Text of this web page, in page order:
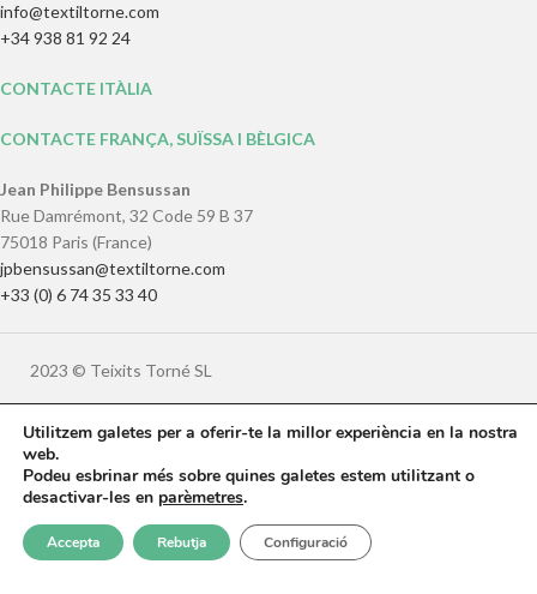
info@textiltorne.com
+34 938 81 92 24
CONTACTE ITÀLIA
CONTACTE FRANÇA, SUÏSSA I BÈLGICA
Jean Philippe Bensussan
Rue Damrémont, 32 Code 59 B 37
75018 Paris (France)
jpbensussan@textiltorne.com
+33 (0) 6 74 35 33 40
2023 © Teixits Torné SL
Cookies
Utilitzem galetes per a oferir-te la millor experiència en la nostra
web.
Podeu esbrinar més sobre quines galetes estem utilitzant o
desactivar-les en parèmetres.
Accepta Rebutja Configuració
ShopFiltersWishlist
0
Cart
My account
Español